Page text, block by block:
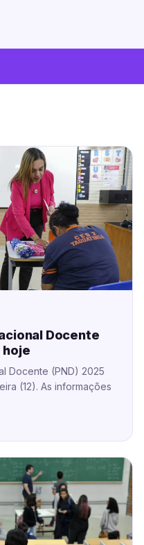
Docente
hoje
Docente (PND) 2025
(12). As informações